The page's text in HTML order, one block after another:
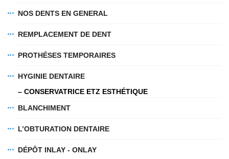
NOS DENTS EN GENERAL
REMPLACEMENT DE DENT
PROTHÉSES TEMPORAIRES
HYGINIE DENTAIRE
– CONSERVATRICE ETZ ESTHÉTIQUE
BLANCHIMENT
L’OBTURATION DENTAIRE
DÉPÔT INLAY - ONLAY
S'ABONNER À
J'ai lu et j'accepte les
traitement des données!
SERVICES
La chirurgie dentaire
Les prothéses